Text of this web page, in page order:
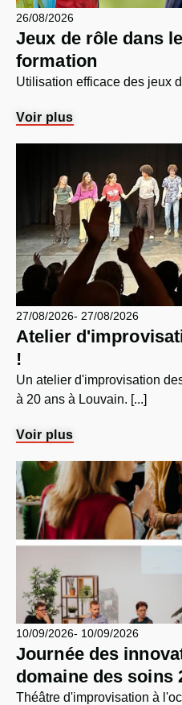
26/08/2026
Jeux de rôle dans
formation
Utilisation efficace des jeux
Voir plus
27/08/2026- 27/08/2026
Atelier
!
Un atelier d'improvisation
à 20 ans à Louvain. [...]
Voir plus
10/09/2026- 10/09/2026
Journée des
domaine des soins
Théâtre d'improvisation à